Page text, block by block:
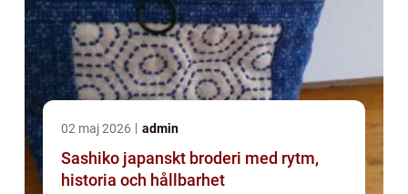
02 maj 2026 admin
Sashiko japanskt broderi med rytm,
historia och hållbarhet